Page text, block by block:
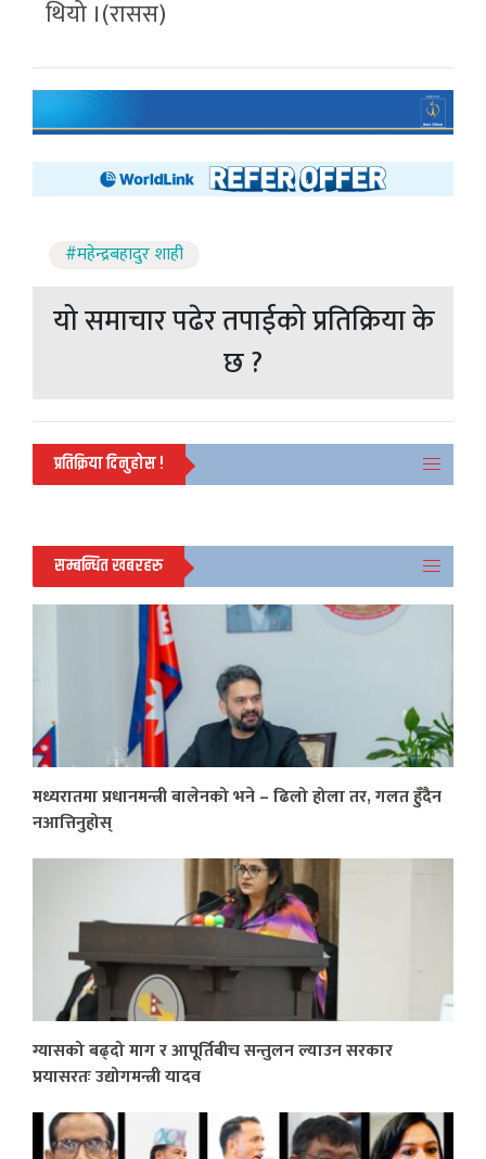
थियो ।(रासस)
#महेन्द्रबहादुर शाही
यो समाचार पढेर तपाईको प्रतिक्रिया के
छ ?
प्रतिक्रिया दिनुहोस !
सम्बन्धित खबरहरु
मध्यरातमा प्रधानमन्त्री बालेनको भने – ढिलो होला तर, गलत हुँदैन
नआत्तिनुहोस्
ग्यासको बढ्दो माग र आपूर्तिबीच सन्तुलन ल्याउन सरकार
प्रयासरतः उद्योगमन्त्री यादव